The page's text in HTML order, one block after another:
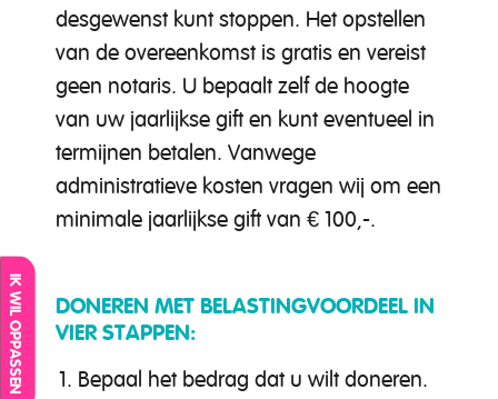
IK WIL OPPASSEN
desgewenst kunt stoppen. Het opstellen
van de overeenkomst is gratis en vereist
geen notaris. U bepaalt zelf de hoogte
van uw jaarlijkse gift en kunt eventueel in
termijnen betalen. Vanwege
administratieve kosten vragen wij om een
minimale jaarlijkse gift van € 100,-.
DONEREN MET BELASTINGVOORDEEL IN
VIER STAPPEN:
Bepaal het bedrag dat u wilt doneren.